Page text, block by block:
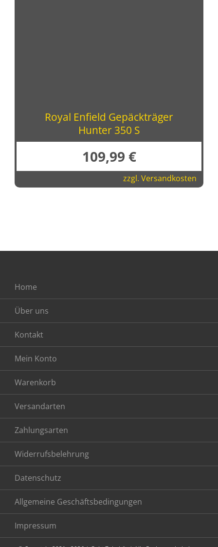
Royal Enfield Gepäckträger
Hunter 350 S
109,99 €
zzgl. Versandkosten
Home
Über uns
Kontakt
Mein Konto
Warenkorb
Versandarten
Zahlungsarten
Widerrufsbelehrung
Datenschutz
Allgemeine Geschäftsbedingungen
Impressum